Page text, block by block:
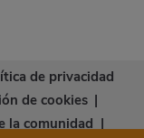
de privacidad
de cookies |
la comunidad |